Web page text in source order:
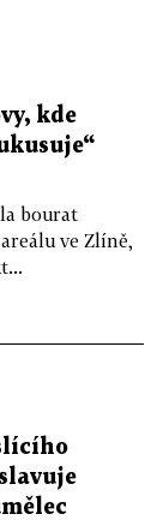
kde
bourat
ve Zlíně,